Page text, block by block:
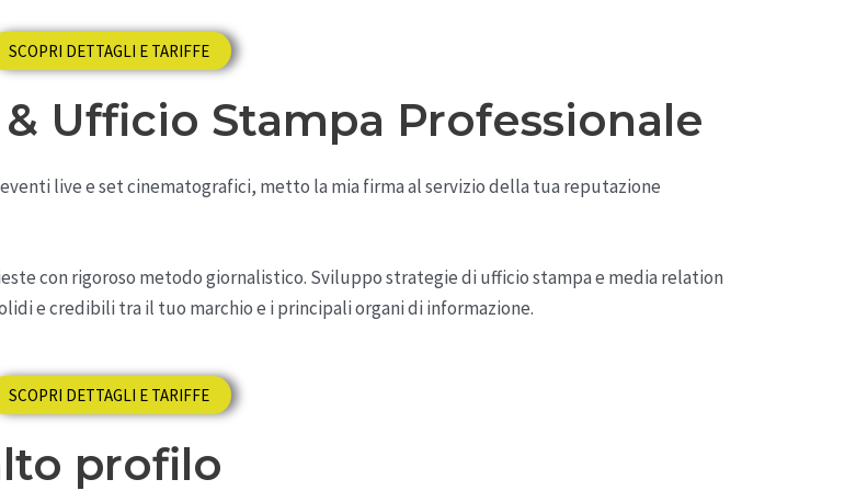
SCOPRI DETTAGLI E TARIFFE
Ufficio Stampa Professionale
live e set cinematografici, metto la mia firma al servizio della tua reputazione
con rigoroso metodo giornalistico. Sviluppo strategie di ufficio stampa e media relation
e credibili tra il tuo marchio e i principali organi di informazione.
SCOPRI DETTAGLI E TARIFFE
profilo